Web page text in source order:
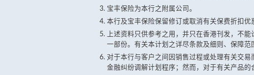
宝丰保险为本行之附属公司。
本行及宝丰保险保留修订或取消有关保费折扣
上述资料只供参考之用，并只在香港刊发，不
一部份。有关本计划之详尽条款及细则、保障范
对于本行与客户之间因销售过程或处理有关交
金融纠纷调解计划程序；然而，对于有关产品的